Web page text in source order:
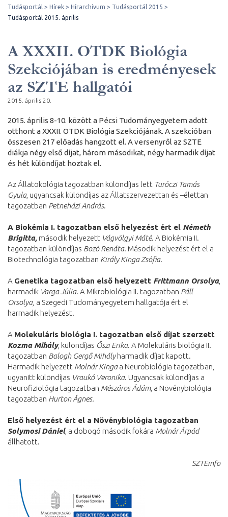
Tudásportál Hírek Hírarchívum
Tudásportál 2015
Tudásportál 2015. április
A XXXII. OTDK Biológia
Szekciójában is eredményesek
az SZTE hallgatói
2015. április 20.
2015. április 8-10. között a Pécsi Tudományegyetem adott
otthont a XXXII. OTDK Biológia Szekciójának. A szekcióban
összesen 217 előadás hangzott el. A versenyről az SZTE
diákja négy első díjat, három másodikat, négy harmadik díjat
és hét különdíjat hoztak el.
Az Állatökológia tagozatban különdíjas lett Turóczi Tamás
Gyula, ugyancsak különdíjas az Állatszervezettan és –élettan
tagozatban Petneházi András.
A Biokémia I. tagozatban első helyezést ért el Németh
Brigitta, második helyezett Vágvölgyi Máté. A Biokémia II.
tagozatban különdíjas Bozó Renáta. Második helyezést ért el a
Biotechnológia tagozatban Király Kinga Zsófia.
A Genetika tagozatban első helyezett Frittmann Orsolya,
harmadik Varga Júlia. A Mikrobiológia II. tagozatban Páll
Orsolya, a Szegedi Tudományegyetem hallgatója ért el
harmadik helyezést.
A Molekuláris biológia I. tagozatban első díjat szerzett
Kozma Mihály, különdíjas Őszi Erika. A Molekuláris biológia II.
tagozatban Balogh Gergő Mihályharmadik díjat kapott.
Harmadik helyezett Molnár Kingaa Neurobiológia tagozatban,
ugyanitt különdíjas Vraukó Veronika. Ugyancsak különdíjas a
Neurofiziológia tagozatban Mészáros Ádám, a Növénybiológia
tagozatban Hurton Ágnes.
Első helyezést ért el a Növénybiológia tagozatban
Solymosi Dániel, a dobogó második fokára Molnár Árpád
állhatott.
SZTEinfo